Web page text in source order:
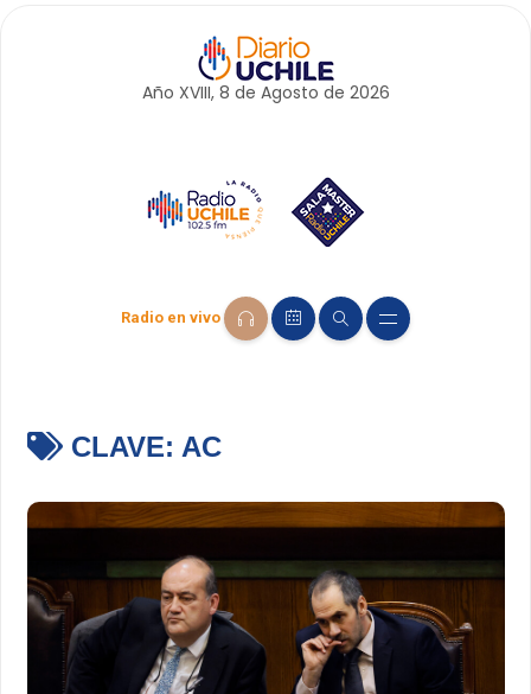
Año XVIII, 8 de Agosto de 2026
Radio en vivo
CLAVE: AC